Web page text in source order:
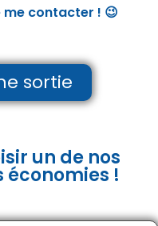
contacter ! 😉
sortie
un de nos
économies !